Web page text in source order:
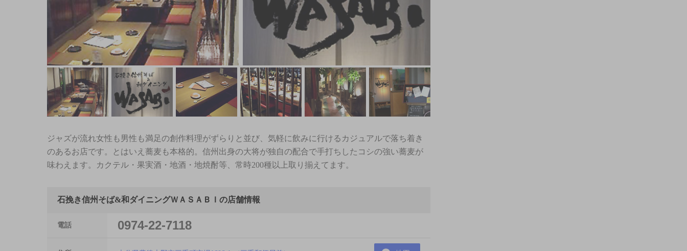
ジャズが流れ女性も男性も満足の創作料理がずらりと並び、気軽に飲みに行けるカジュアルで落ち着き
のあるお店です。とはいえ蕎麦も本格的。信州出身の大将が独自の配合で手打ちしたコシの強い蕎麦が
味わえます。カクテル・果実酒・地酒・地焼酎等、常時200種以上取り揃えてます。
石挽き信州そば&和ダイニングＷＡＳＡＢＩの店舗情報
電話 0974-22-7118